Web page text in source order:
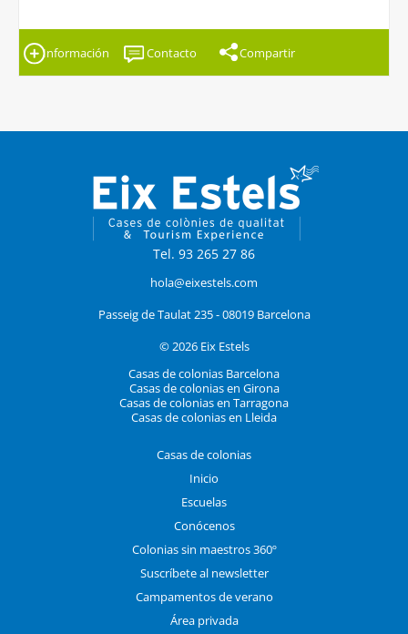
Información Contacto Compartir
Tel. 93 265 27 86
hola@eixestels.com
Passeig de Taulat 235 - 08019 Barcelona
© 2026 Eix Estels
Casas de colonias Barcelona
Casas de colonias en Girona
Casas de colonias en Tarragona
Casas de colonias en Lleida
Casas de colonias
Inicio
Escuelas
Conócenos
Colonias sin maestros 360º
Suscríbete al newsletter
Campamentos de verano
Área privada